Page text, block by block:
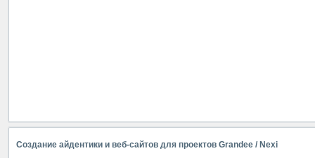
Создание айдентики и веб-сайтов для проектов Grandee / Nexi